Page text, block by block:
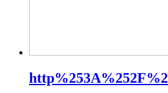
http%253A%252F%2